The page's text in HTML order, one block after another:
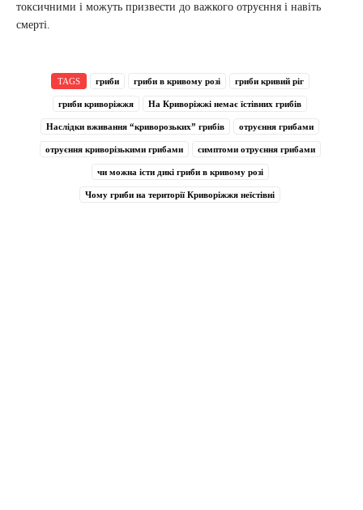
токсичними і можуть призвести до важкого отруєння і навіть
смерті.
TAGS гриби гриби в кривому розі гриби кривий ріг
гриби криворіжжя На Криворіжжі немає їстівних грибів
Наслідки вживання “криворозьких” грибів отруєння грибами
отруєння криворізькими грибами симптоми отруєння грибами
чи можна істи дикі гриби в кривому розі
Чому гриби на території Криворіжжя неїстівні